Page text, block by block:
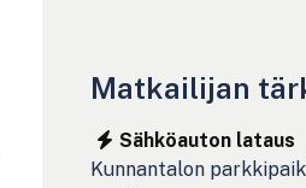
Matkailijan
Sähköauton lataus
Kunnantalon